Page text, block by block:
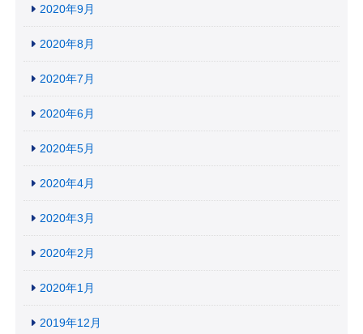
2020年9月
2020年8月
2020年7月
2020年6月
2020年5月
2020年4月
2020年3月
2020年2月
2020年1月
2019年12月